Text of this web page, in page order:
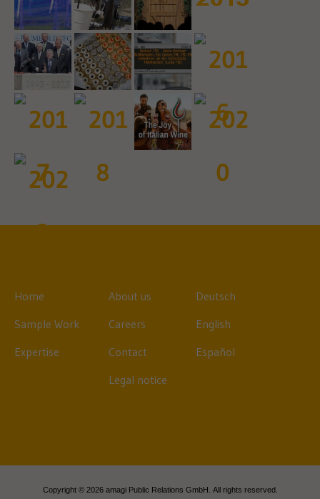
Home
Sample Work
Expertise
About us
Careers
Contact
Legal notice
Deutsch
English
Español
Copyright © 2026 amagi Public Relations GmbH. All rights reserved.